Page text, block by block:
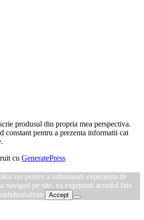
produsul din propria mea perspectiva.
constant pentru a prezenta informatii cat
cu GeneratePress
uri pentru a imbunatati experienta de
navigati pe site, va exprimati acordul fata
Accept